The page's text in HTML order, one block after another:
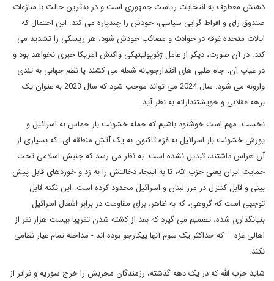
ذهنش معطوف به انتخابات ریاست جمهوری است و در بدترین حالت با منازعات
صندوق رای و افراط گرایی سیاسی، خودش را چندپاره می کند. این احتمال که
ایالات متحده غرقه در حوادث و مصائب خودش شود، هر ریسکی را تشدید می
کند. در آن صورت، دیگر از عامل ژئوپولیتیکی واکنش آمریکا خبری نخواهد بود و
در غیاب آن، جاه طلبی های اقتدارجویانه شعله می کشند یا نظم جهانی به تندی
وارونه می شود. سال 2024 می تواند موجب شود که سال 2023 به عنوان یک
برهه عقلانی و خویشتندارانه به نظر آید.
نخست، مهم است خوشنود باشیم که حمله خشونت بار حماس به اسرائیل و
یورش خشونت بار اسرائیل به غزه تاکنون به یک آتش منطقه ای، که بسیاری از
آن هراس داشتند، تبدیل نشده است. به نظر می رسد که جنبش اسلامی تحت
حمایت ایران یعنی حزب الله، تا به اینجا، دخالتش را به زد و خوردهای قابل پیش
بینی و قابل کنترل در مرز لبنان و اسرائیل محدود کرده است. این نکته قابل
توجهی است که گروهی، که به ظاهر، برای مقاومت در برابر اشغال اسرائیل
بنیانگذاری شده، تصمیم می گیرد که بعد از کشته شدن تقریبا بیست هزار نفر از
اهالی غزه – که حداکثر یک سوم آنها پیکارجو بوده اند - مداخله تمام عیار نظامی
نکند.
شاید حزب الله که در یک دهه گذشته، رزمندگان مجربش را خرج سوریه و فراتر از